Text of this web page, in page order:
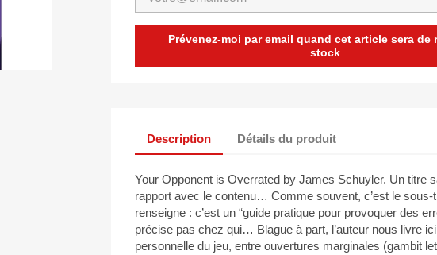
Prévenez-moi par email quand cet article sera de
stock
Description Détails du produit
Your Opponent is Overrated by James Schuyler. Un titre
rapport avec le contenu… Comme souvent, c’est le sous-
renseigne : c’est un “guide pratique pour provoquer des
précise pas chez qui… Blague à part, l’auteur nous livre
personnelle du jeu, entre ouvertures marginales (gambit